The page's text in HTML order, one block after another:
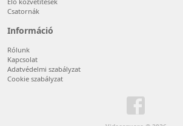
Csatornák
Információ
Rólunk
Kapcsolat
Adatvédelmi szabályzat
Cookie szabályzat